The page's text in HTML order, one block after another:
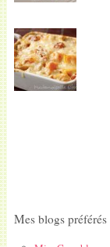
Mes blogs préférés